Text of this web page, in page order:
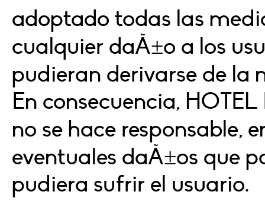
adoptado todas las
cualquier daÃ±o a los
pudieran derivarse de la
En consecuencia,
no se hace responsable,
eventuales daÃ±os que
pudiera sufrir el usuario.